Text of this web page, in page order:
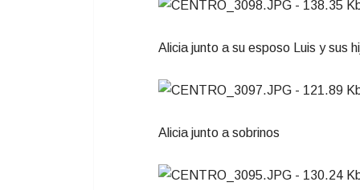
Alicia junto a su esposo Luis y sus
Alicia junto a sobrinos